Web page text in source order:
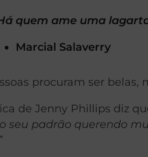
quem ame uma
Marcial Salaverry
procuram ser belas,
de Jenny Phillips diz
seu padrão querendo